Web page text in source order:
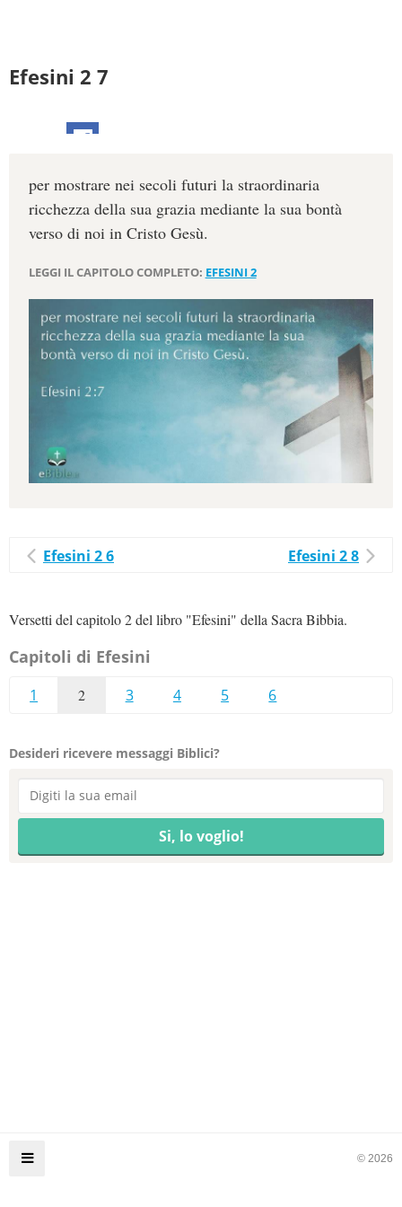
Efesini 2 7
per mostrare nei secoli futuri la straordinaria
ricchezza della sua grazia mediante la sua bontà
verso di noi in Cristo Gesù.
LEGGI IL CAPITOLO COMPLETO: EFESINI 2
Efesini 2 6 Efesini 2 8
Versetti del capitolo 2 del libro "Efesini" della Sacra Bibbia.
Capitoli di Efesini
1 2 3 4 5 6
Desideri ricevere messaggi Biblici?
© 2026